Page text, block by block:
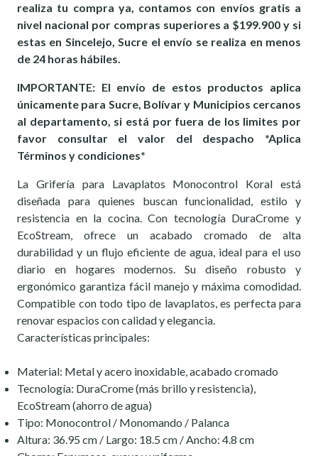
realiza tu compra ya, contamos con envíos gratis a
nivel nacional por compras superiores a $199.900 y si
estas en Sincelejo, Sucre el envío se realiza en menos
de 24 horas hábiles.
IMPORTANTE: El envío de estos productos aplica
únicamente para Sucre, Bolívar y Municipios cercanos
al departamento, si está por fuera de los limites por
favor consultar el valor del despacho *Aplica
Términos y condiciones*
La Grifería para Lavaplatos Monocontrol Koral está
diseñada para quienes buscan funcionalidad, estilo y
resistencia en la cocina. Con tecnología DuraCrome y
EcoStream, ofrece un acabado cromado de alta
durabilidad y un flujo eficiente de agua, ideal para el uso
diario en hogares modernos. Su diseño robusto y
ergonómico garantiza fácil manejo y máxima comodidad.
Compatible con todo tipo de lavaplatos, es perfecta para
renovar espacios con calidad y elegancia.
Características principales:
Material: Metal y acero inoxidable, acabado cromado
Tecnología: DuraCrome (más brillo y resistencia),
EcoStream (ahorro de agua)
Tipo: Monocontrol / Monomando / Palanca
Altura: 36.95 cm / Largo: 18.5 cm / Ancho: 4.8 cm